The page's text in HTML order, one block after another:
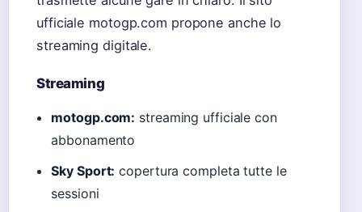
ufficiale motogp.com propone anche lo
streaming digitale.
Streaming
motogp.com: streaming ufficiale con
abbonamento
Sky Sport: copertura completa tutte le
sessioni